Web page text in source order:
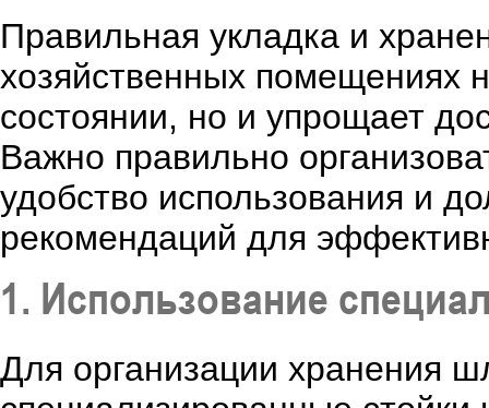
Правильная укладка и
хозяйственных помещениях
состоянии, но и упрощает
Важно правильно
удобство использования и
рекомендаций для
1. Использование
Для организации хранения